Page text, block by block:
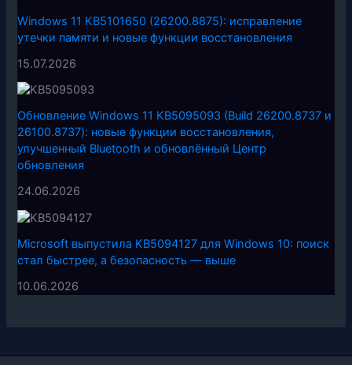
Windows 11 KB5101650 (26200.8875): исправление
утечки памяти и новые функции восстановления
15.07.2026
Обновление Windows 11 KB5095093 (Build 26200.8737 и
26100.8737): новые функции восстановления,
улучшенный Bluetooth и обновлённый Центр
обновления
24.06.2026
Microsoft выпустила KB5094127 для Windows 10: поиск
стал быстрее, а безопасность — выше
10.06.2026